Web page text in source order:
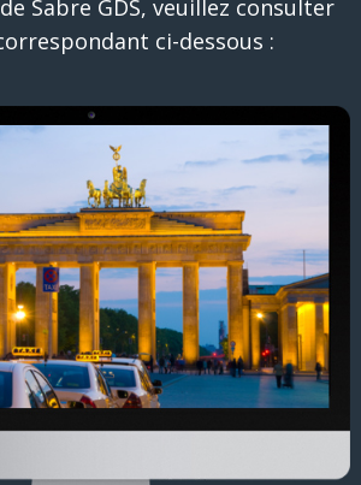
Sabre GDS, veuillez consulter
ci-dessous :